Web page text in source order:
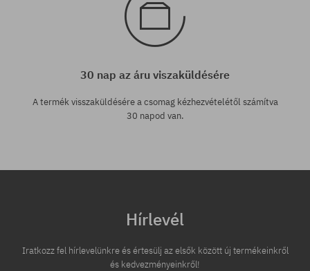
30 nap az áru viszaküldésére
A termék visszaküldésére a csomag kézhezvételétől számítva
30 napod van.
Hírlevél
Iratkozz fel hírlevelünkre és értesülj az elsők között új termékeinkről
és kedvezményeinkről!